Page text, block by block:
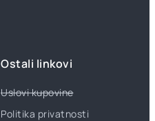
Ostali linkovi
Uslovi kupovine
Politika privatnosti